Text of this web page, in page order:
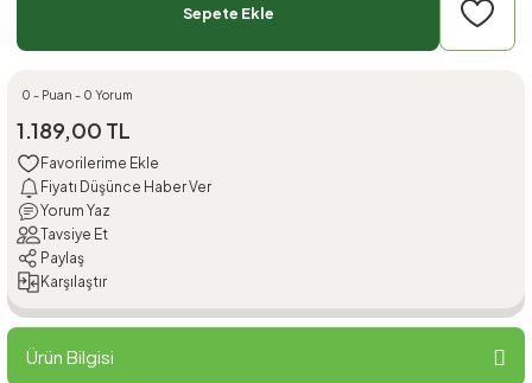
Sepete Ekle
0 - Puan - 0 Yorum
1.189,00 TL
Fiyatı Düşünce Haber Ver
Yorum Yaz
Tavsiye Et
Paylaş
Karşılaştır
Ürün Bilgisi